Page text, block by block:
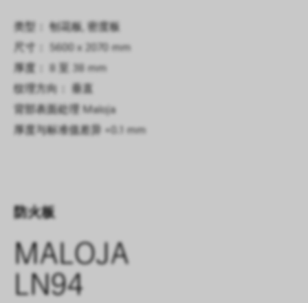
类型： 刨花板, 密度板
尺寸： 5600 x 2070 mm
厚度： 8 至 38 mm
纹理方向： 垂直
背部表面处理
Maloja
厚度与标准值差异
+0.1 mm
防火板
MALOJA
LN94